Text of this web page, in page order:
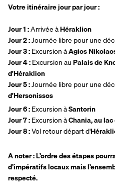
Votre itinéraire jour par jour :
Jour 1 : Arrivée à Héraklion
Jour 2 : Journée libre pour une
Jour 3 : Excursion à Agios
Jour 4 : Excursion au Palais de
d'Héraklion
Jour 5 : Journée libre pour une
d'Hersonissos
Jour 6 : Excursion à Santorin
Jour 7 : Excursion à Chania, au
Jour 8 : Vol retour départ d'
A noter : L’ordre des étapes
d’impératifs locaux mais
respecté.